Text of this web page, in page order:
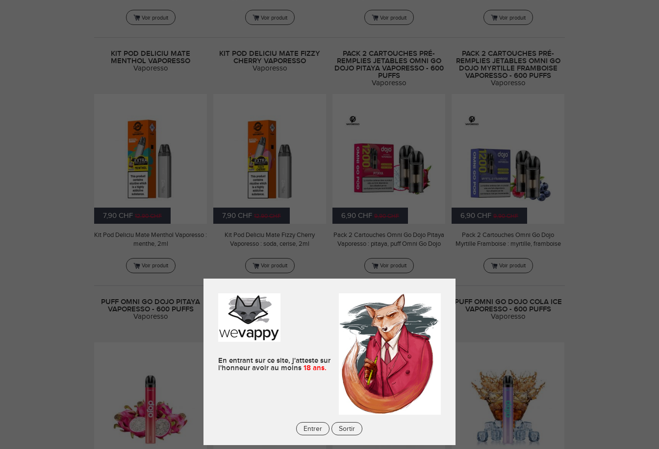
En entrant sur ce site, j'atteste sur
l'honneur avoir au moins 18 ans.
Entrer Sortir
Voir produit Voir produit Voir produit Voir produit
KIT POD DELICIU MATE
MENTHOL VAPORESSO
Vaporesso
7,90 CHF 12,90 CHF
Kit Pod Deliciu Mate Menthol Vaporesso :
menthe, 2ml
Voir produit
KIT POD DELICIU MATE FIZZY
CHERRY VAPORESSO
Vaporesso
7,90 CHF 12,90 CHF
Kit Pod Deliciu Mate Fizzy Cherry
Vaporesso : soda, cerise, 2ml
Voir produit
PACK 2 CARTOUCHES PRÉ-
REMPLIES JETABLES OMNI GO
DOJO PITAYA VAPORESSO - 600
PUFFS
Vaporesso
6,90 CHF 9,90 CHF
Pack 2 Cartouches Omni Go Dojo Pitaya
Vaporesso : pitaya, puff Omni Go Dojo
Voir produit
PACK 2 CARTOUCHES PRÉ-
REMPLIES JETABLES OMNI GO
DOJO MYRTILLE FRAMBOISE
VAPORESSO - 600 PUFFS
Vaporesso
6,90 CHF 9,90 CHF
Pack 2 Cartouches Omni Go Dojo
Myrtille Framboise : myrtille, framboise
Voir produit
PUFF OMNI GO DOJO PITAYA
VAPORESSO - 600 PUFFS
Vaporesso
PUFF OMNI GO DOJO MYRTILLE
FRAMBOISE VAPORESSO - 600
PUFFS
Vaporesso
PUFF OMNI GO DOJO FRAISE
GLACÉE VAPORESSO - 600
PUFFS
Vaporesso
PUFF OMNI GO DOJO COLA ICE
VAPORESSO - 600 PUFFS
Vaporesso